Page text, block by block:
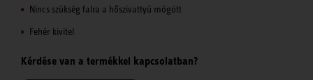
Nincs szükség falra a hőszivattyú mögött
Fehér kivitel
Kérdése van a termékkel kapcsolatban?